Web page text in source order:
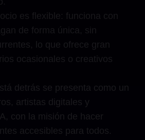
lo que ofrece gran
ocasionales o creativos
detrás se presenta como un
artistas digitales y
con la misión de hacer
accesibles para todos.